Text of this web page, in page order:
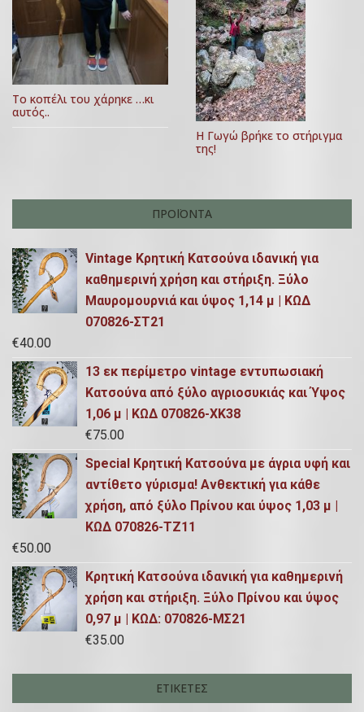
Το κοπέλι του χάρηκε …κι
αυτός..
Η Γωγώ βρήκε το στήριγμα
της!
ΠΡΟΪΌΝΤΑ
Vintage Κρητική Κατσούνα ιδανική για
καθημερινή χρήση και στήριξη. Ξύλο
Μαυρομουρνιά και ύψος 1,14 μ | ΚΩΔ
070826-ΣΤ21
€40.00
13 εκ περίμετρο vintage εντυπωσιακή
Κατσούνα από ξύλο αγριοσυκιάς και Ύψος
1,06 μ | ΚΩΔ 070826-ΧΚ38
€75.00
Special Κρητική Κατσούνα με άγρια υφή και
αντίθετο γύρισμα! Ανθεκτική για κάθε
χρήση, από ξύλο Πρίνου και ύψος 1,03 μ |
ΚΩΔ 070826-ΤΖ11
€50.00
Κρητική Κατσούνα ιδανική για καθημερινή
χρήση και στήριξη. Ξύλο Πρίνου και ύψος
0,97 μ | ΚΩΔ: 070826-ΜΣ21
€35.00
ΕΤΙΚΈΤΕΣ